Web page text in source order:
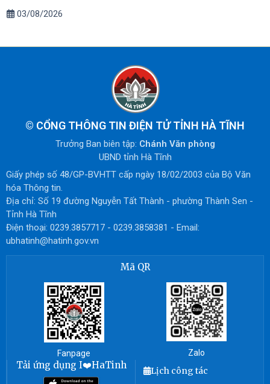
03/08/2026
© CỔNG THÔNG TIN ĐIỆN TỬ TỈNH HÀ TĨNH
Trưởng Ban biên tập: Chánh Văn phòng
UBND tỉnh Hà Tĩnh
Giấy phép số 48/GP-BVHTT cấp ngày 18/02/2003 của Bộ Văn
hóa Thông tin.
Địa chỉ: Số 19 đường Nguyễn Tất Thành - phường Thành Sen -
Tỉnh Hà Tĩnh
Điện thoại: 0239.3857717 - 0239.3858381 - Email:
ubhatinh@hatinh.gov.vn
Mã QR
Fanpage Zalo
Tải ứng dụng I❤️HaTinh Lịch công tác